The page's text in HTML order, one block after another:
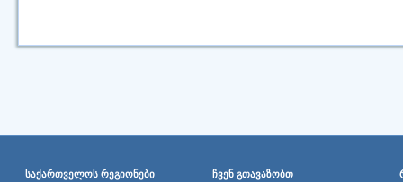
ᲡᲐᲥᲐᲠᲗᲕᲔᲚᲝᲡ ᲠᲔᲒᲘᲝᲜᲔᲑᲘ ᲩᲕᲔᲜ ᲒᲗᲐᲕᲐᲖᲝᲑᲗ